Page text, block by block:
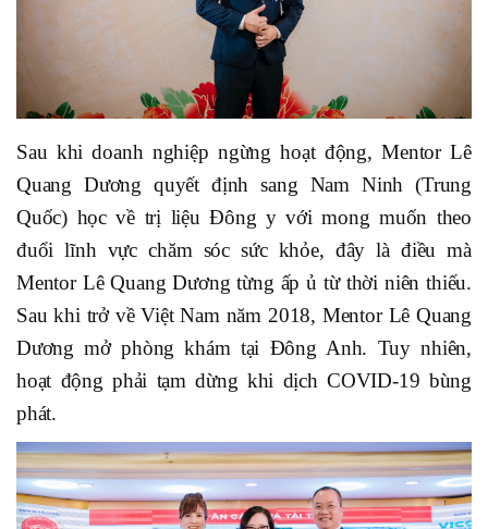
Sau khi doanh nghiệp ngừng hoạt động, Mentor Lê
Quang Dương quyết định sang Nam Ninh (Trung
Quốc) học về trị liệu Đông y với mong muốn theo
đuổi lĩnh vực chăm sóc sức khỏe, đây là điều mà
Mentor Lê Quang Dương từng ấp ủ từ thời niên thiếu.
Sau khi trở về Việt Nam năm 2018, Mentor Lê Quang
Dương mở phòng khám tại Đông Anh. Tuy nhiên,
hoạt động phải tạm dừng khi dịch COVID-19 bùng
phát.